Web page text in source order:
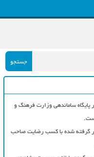
جستجو
پایگاه ساماندهی وزارت فرهنگ و
گرفته شده با کسب رضایت صاحب